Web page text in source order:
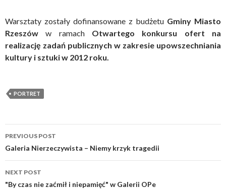
Warsztaty zostały dofinansowane z budżetu Gminy Miasto
Rzeszów w ramach Otwartego konkursu ofert na
realizację zadań publicznych w zakresie upowszechniania
kultury i sztuki w 2012 roku.
PORTRET
Post
navigation
PREVIOUS POST
Galeria Nierzeczywista – Niemy krzyk tragedii
NEXT POST
"By czas nie zaćmił i niepamięć" w Galerii OPe